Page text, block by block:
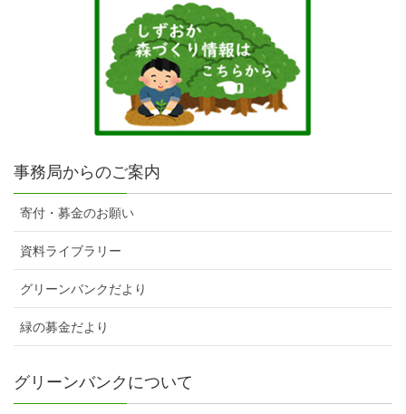
事務局からのご案内
寄付・募金のお願い
資料ライブラリー
グリーンバンクだより
緑の募金だより
グリーンバンクについて